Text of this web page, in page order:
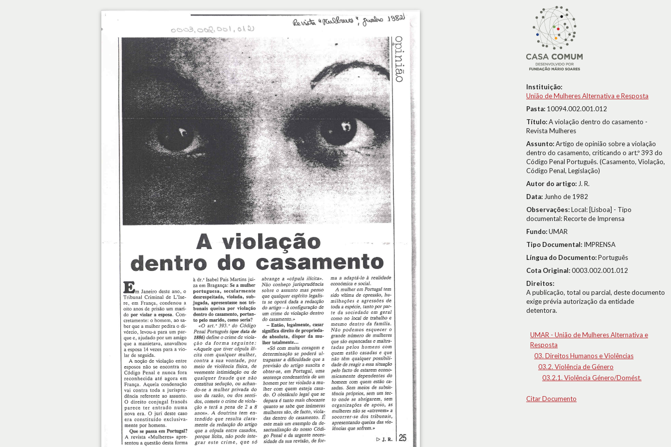
Instituição:
União de Mulheres Alternativa e Resposta
Pasta: 10094.002.001.012
Título:A violação dentro do casamento -
Revista Mulheres
Assunto:Artigo de opinião sobre a violação
dentro do casamento, criticando o art.º 393 do
Código Penal Português. (Casamento, Violação,
Código Penal, Legislação)
Autor do artigo: J. R.
Data: Junho de 1982
Observações:Local: [Lisboa] - Tipo
documental: Recorte de Imprensa
Fundo:UMAR
Tipo Documental: IMPRENSA
Língua do Documento:Português
Cota Original:0003.002.001.012
Direitos:
A publicação, total ou parcial, deste documento
exige prévia autorização da entidade
detentora.
UMAR - União de Mulheres Alternativa e
Resposta
03. Direitos Humanos e Violências
03.2. Violência de Género
03.2.1. Violência Género/Domést.
Citar Documento